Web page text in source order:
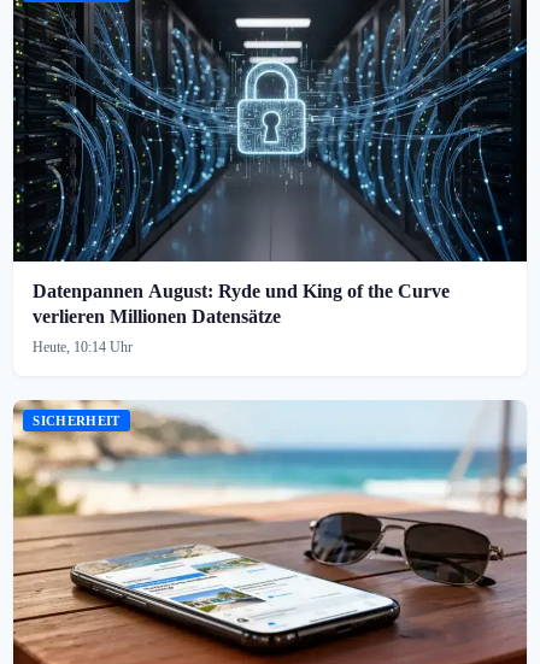
Datenpannen August: Ryde und King of the Curve
verlieren Millionen Datensätze
Heute, 10:14 Uhr
SICHERHEIT